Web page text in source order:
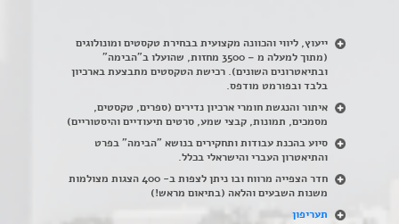
ייעוץ, ליווי והכוונה מקצועית בבחירת טקסטים ומונולוגים
(מתוך למעלה מ – 3500 מחזות, שהועלו ב"הבימה"
ובתיאטרונים השונים). רכישת הטקסטים מתבצעת בארכיון
בלבד ובפורמט מודפס.
איתור והנגשת חומרי ארכיון נדירים (ספרים, טקסטים,
מסמכים, תמונות, קבצי שמע, סרטים תיעודיים והיסטוריים)
סיוע בהכנת עבודות ותחקירים בנושא "הבימה" בפרט
והתיאטרון העברי והישראלי בכלל.
חדר הצפייה מרווח ובו ניתן לצפות ב- 400 הצגות מצולמות
משנות השבעים והלאה (בתיאום מראש!)
תעריפון